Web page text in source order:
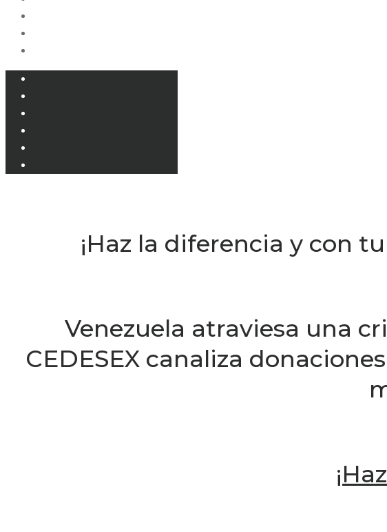
¡Haz la diferencia y con
Venezuela atraviesa una
CEDESEX canaliza